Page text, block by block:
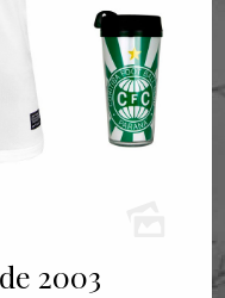
2003